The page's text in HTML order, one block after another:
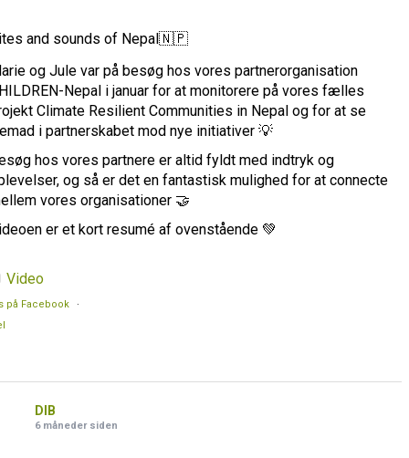
and sounds of Nepal🇳🇵
og Jule var på besøg hos vores partnerorganisation
Nepal i januar for at monitorere på vores fælles
Climate Resilient Communities in Nepal og for at se
i partnerskabet mod nye initiativer 💡
hos vores partnere er altid fyldt med indtryk og
og så er det en fantastisk mulighed for at connecte
vores organisationer 🤝
er et kort resumé af ovenstående 💚
Video
på Facebook
·
DIB
6 måneder siden